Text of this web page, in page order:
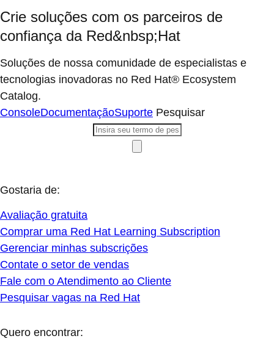
Crie soluções com os parceiros de
confiança da Red&nbsp;Hat
Soluções de nossa comunidade de especialistas e
tecnologias inovadoras no Red Hat® Ecosystem
Catalog.
ConsoleDocumentaçãoSuporte Pesquisar
Gostaria de:
Avaliação gratuita
Comprar uma Red Hat Learning Subscription
Gerenciar minhas subscrições
Contate o setor de vendas
Fale com o Atendimento ao Cliente
Pesquisar vagas na Red Hat
Quero encontrar: